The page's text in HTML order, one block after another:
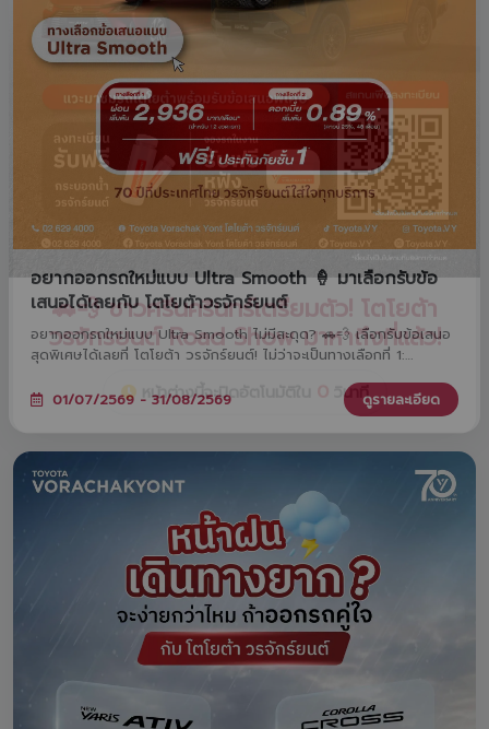
อยากออกรถใหม่แบบ Ultra Smooth 🍦 มาเลือกรับข้อ
เสนอได้เลยกับ โตโยต้าวรจักร์ยนต์
อยากออกรถใหม่แบบ Ultra Smooth ไม่มีสะดุด? 🚗💨 เลือกรับข้อเสนอ
สุดพิเศษได้เลยที่ โตโยต้า วรจักร์ยนต์! ไม่ว่าจะเป็นทางเลือกที่ 1:
บาท* ทั้งสองทางเลือกมาพร้อมฟรีประกันภัยชั้น 1 Toyota Care PHYD!
พิเศษยิ่งขึ้นเมื่อจองวันนี้ รับสิทธิ์ร่วมแคมเปญ 'TOYOTA ฟูลฟิล ดีลสุด
ตั้งแต่วันนี้ - 31 ส.ค. 2569 นี้เท่านั้นนะครับ ✨
01/07/2569 - 31/08/2569 ดูรายละเอียด